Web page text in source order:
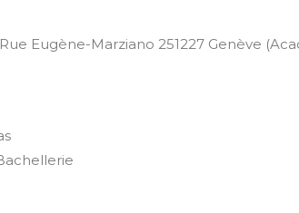
Eugène-Marziano 251227 Genève